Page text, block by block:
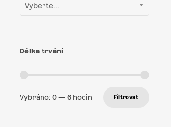
Vyberte...
Délka trvání
Vybráno: 0— 6 hodin Filtrovat